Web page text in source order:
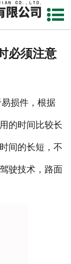
首页
现场
我们
必须注意
损件，根据
的时间比较长
间的长短，不
驶技术，路面